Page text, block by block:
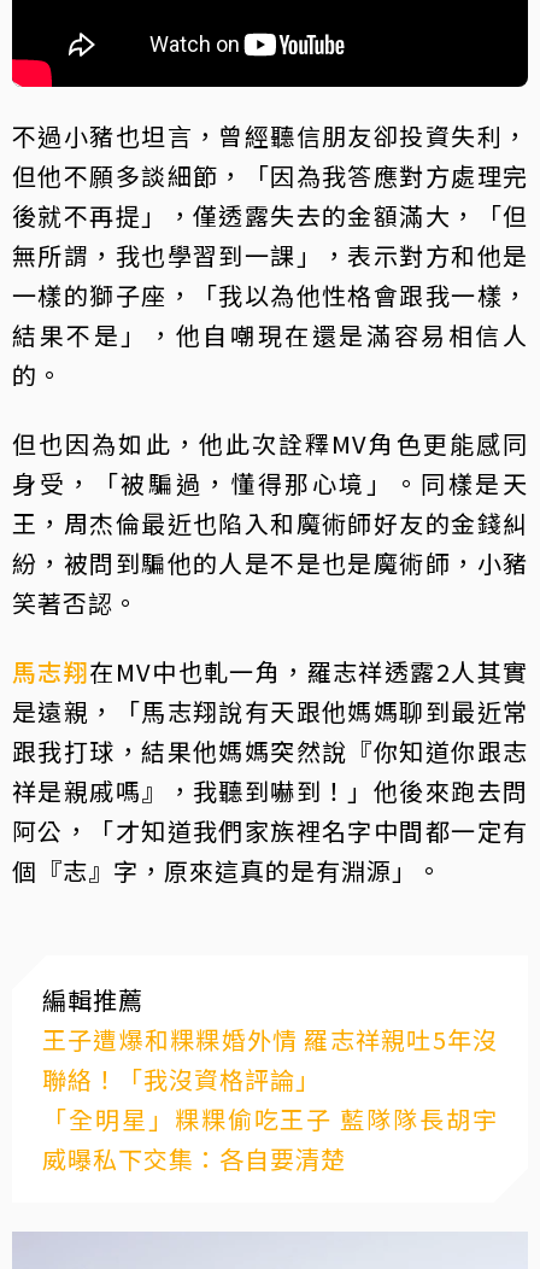
不過小豬也坦言，曾經聽信朋友卻投資失利，
但他不願多談細節，「因為我答應對方處理完
後就不再提」，僅透露失去的金額滿大，「但
無所謂，我也學習到一課」，表示對方和他是
一樣的獅子座，「我以為他性格會跟我一樣，
結果不是」，他自嘲現在還是滿容易相信人
的。
但也因為如此，他此次詮釋MV角色更能感同
身受，「被騙過，懂得那心境」。同樣是天
王，周杰倫最近也陷入和魔術師好友的金錢糾
紛，被問到騙他的人是不是也是魔術師，小豬
笑著否認。
馬志翔在MV中也軋一角，羅志祥透露2人其實
是遠親，「馬志翔說有天跟他媽媽聊到最近常
跟我打球，結果他媽媽突然說『你知道你跟志
祥是親戚嗎』，我聽到嚇到！」他後來跑去問
阿公，「才知道我們家族裡名字中間都一定有
個『志』字，原來這真的是有淵源」。
編輯推薦
王子遭爆和粿粿婚外情 羅志祥親吐5年沒
聯絡！「我沒資格評論」
「全明星」粿粿偷吃王子 藍隊隊長胡宇
威曝私下交集：各自要清楚